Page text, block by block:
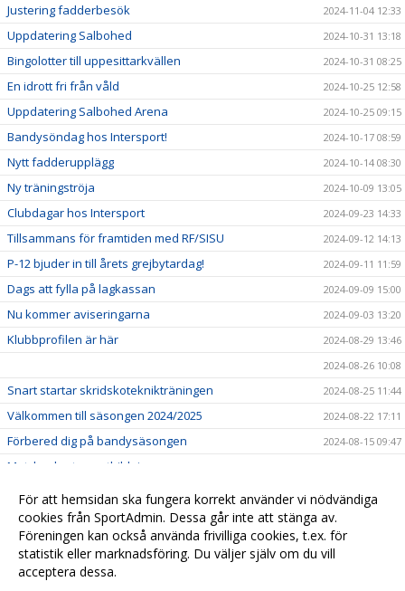
Justering fadderbesök 2024-11-04 12:33
Uppdatering Salbohed 2024-10-31 13:18
Bingolotter till uppesittarkvällen 2024-10-31 08:25
En idrott fri från våld 2024-10-25 12:58
Uppdatering Salbohed Arena 2024-10-25 09:15
Bandysöndag hos Intersport! 2024-10-17 08:59
Nytt fadderupplägg 2024-10-14 08:30
Ny träningströja 2024-10-09 13:05
Clubdagar hos Intersport 2024-09-23 14:33
Tillsammans för framtiden med RF/SISU 2024-09-12 14:13
P-12 bjuder in till årets grejbytardag! 2024-09-11 11:59
Dags att fylla på lagkassan 2024-09-09 15:00
Nu kommer aviseringarna 2024-09-03 13:20
Klubbprofilen är här
2024-08-29 13:46
2024-08-26 10:08
Snart startar skridskoteknikträningen 2024-08-25 11:44
Välkommen till säsongen 2024/2025 2024-08-22 17:11
Förbered dig på bandysäsongen 2024-08-15 09:47
Matchsekreterarutbildningar
Nu finns säsongens istider här 2024-08-03 17:45
Lansering av Sportadmin 2024-05-24 09:24
Välkommen till VSK Bandy Ungdom 2024-01-05 15:39
För att hemsidan ska fungera korrekt använder vi nödvändiga
cookies från SportAdmin. Dessa går inte att stänga av.
Föreningen kan också använda frivilliga cookies, t.ex. för
statistik eller marknadsföring. Du väljer själv om du vill
acceptera dessa.